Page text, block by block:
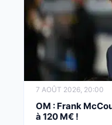
7 AOÛT 2026, 20:00
OM : Frank
à 120 M€ !